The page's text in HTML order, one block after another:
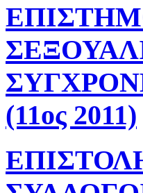
(11ος 2011)